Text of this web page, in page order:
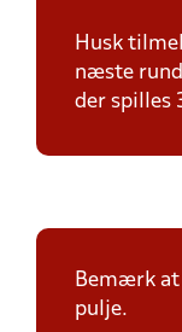
Husk
næste
der spilles
Bemærk at
pulje.